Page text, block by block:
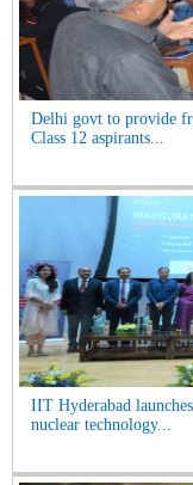
Delhi govt to provide
Class 12 aspirants...
IIT Hyderabad
nuclear technology...